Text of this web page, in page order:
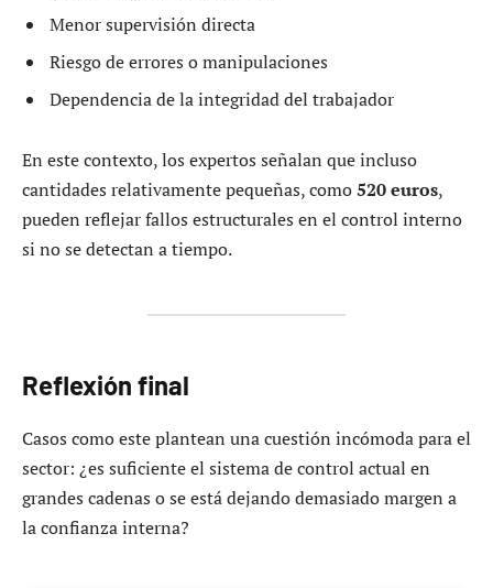
Menor supervisión directa
Riesgo de errores o manipulaciones
Dependencia de la integridad del trabajador
En este contexto, los expertos señalan que incluso
cantidades relativamente pequeñas, como520 euros,
pueden reflejar fallos estructurales en el control interno
si no se detectan a tiempo.
Reflexión final
Casos como este plantean una cuestión incómoda para el
sector: ¿es suficiente el sistema de control actual en
grandes cadenas o se está dejando demasiado margen a
la confianza interna?